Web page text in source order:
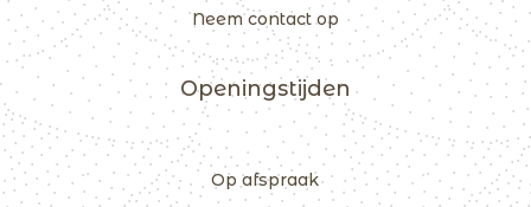
Neem contact op
Openingstijden
Op afspraak